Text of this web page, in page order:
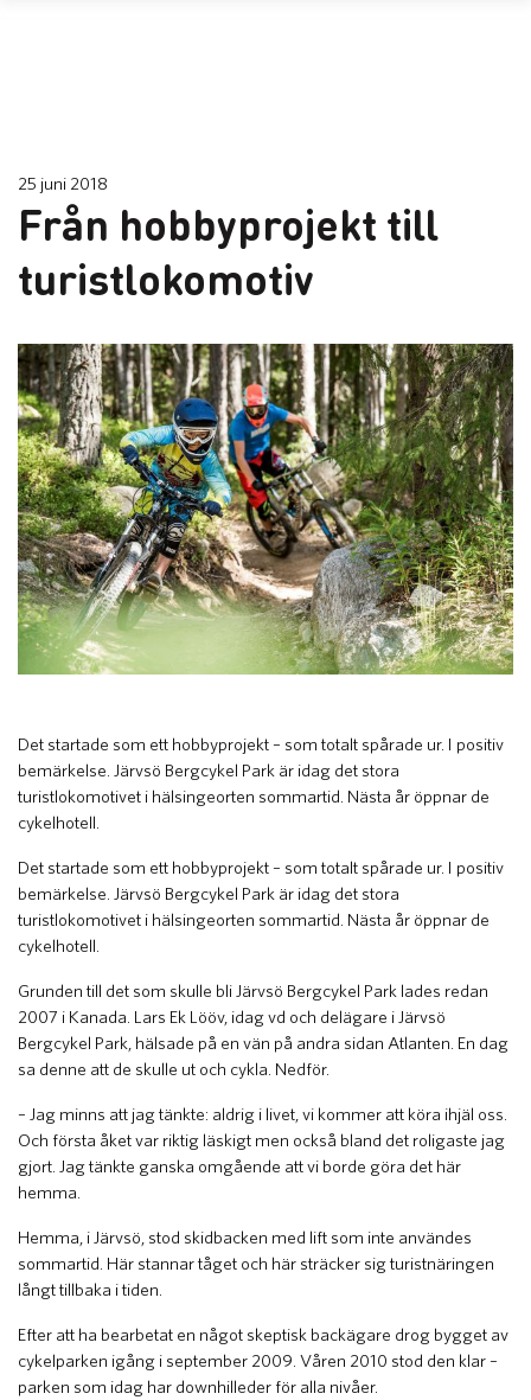
25 juni 2018
Från hobbyprojekt till
turistlokomotiv
Det startade som ett hobbyprojekt – som totalt spårade ur. I positiv
bemärkelse. Järvsö Bergcykel Park är idag det stora
turistlokomotivet i hälsingeorten sommartid. Nästa år öppnar de
cykelhotell.
Det startade som ett hobbyprojekt – som totalt spårade ur. I positiv
bemärkelse. Järvsö Bergcykel Park är idag det stora
turistlokomotivet i hälsingeorten sommartid. Nästa år öppnar de
cykelhotell.
Grunden till det som skulle bli Järvsö Bergcykel Park lades redan
2007 i Kanada. Lars Ek Lööv, idag vd och delägare i Järvsö
Bergcykel Park, hälsade på en vän på andra sidan Atlanten. En dag
sa denne att de skulle ut och cykla. Nedför.
– Jag minns att jag tänkte: aldrig i livet, vi kommer att köra ihjäl oss.
Och första åket var riktig läskigt men också bland det roligaste jag
gjort. Jag tänkte ganska omgående att vi borde göra det här
hemma.
Hemma, i Järvsö, stod skidbacken med lift som inte användes
sommartid. Här stannar tåget och här sträcker sig turistnäringen
långt tillbaka i tiden.
Efter att ha bearbetat en något skeptisk backägare drog bygget av
cykelparken igång i september 2009. Våren 2010 stod den klar –
parken som idag har downhilleder för alla nivåer.